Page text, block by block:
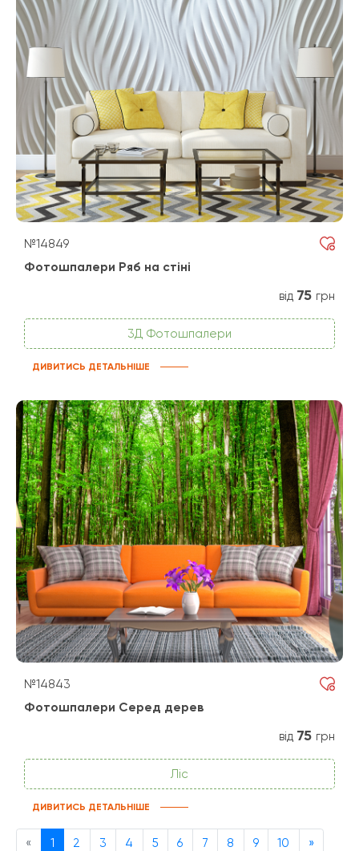
№14849
Фотошпалери Ряб на стіні
від 75 грн
3Д Фотошпалери
ДИВИТИСЬ ДЕТАЛЬНІШЕ
№14843
Фотошпалери Серед дерев
від 75 грн
Ліс
ДИВИТИСЬ ДЕТАЛЬНІШЕ
« Previous
1 2 3 4 5 6 7 8 9 10 »Next